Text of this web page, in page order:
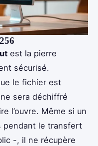
est la pierre
sécurisé.
le fichier est
sera déchiffré
l’ouvre. Même si un
pendant le transfert
-, il ne récupère